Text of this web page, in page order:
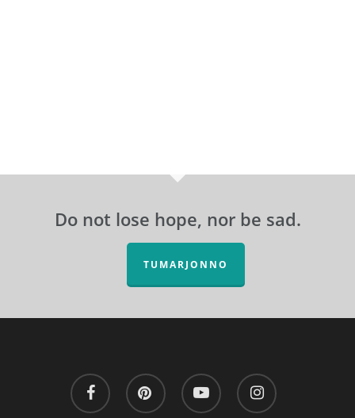
Do not lose hope, nor be sad.
TUMARJONNO
facebook pinterest youtube instagram